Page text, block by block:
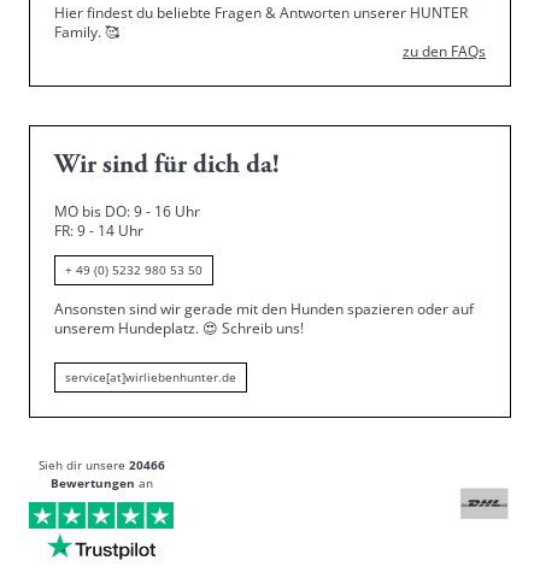
Hier findest du beliebte Fragen & Antworten unserer HUNTER
Family.🥰
zu den FAQs
Wir sind für dich da!
MO bis DO: 9 - 16 Uhr
FR: 9 - 14 Uhr
+ 49 (0) 5232 980 53 50
Ansonsten sind wir gerade mit den Hunden spazieren oder auf
unserem Hundeplatz. 😍 Schreib uns!
service[at]wirliebenhunter.de
Sieh dir unsere 20466
Bewertungen an